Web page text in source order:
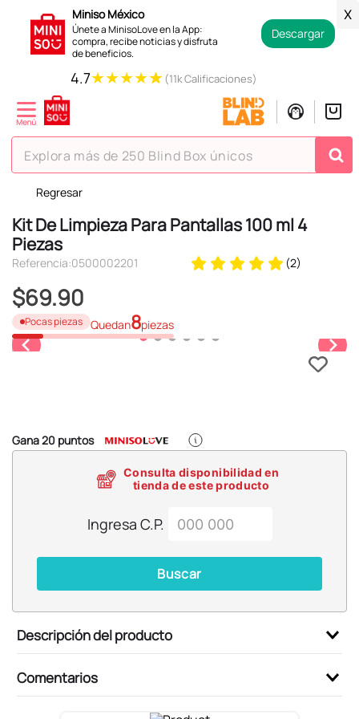
Miniso México
Únete a MinisoLove en la App:
compra, recibe noticias y disfruta
de beneficios.
Descargar
X
4.7★★★★★ (11k Calificaciones)
Explora más de 250 Blind Box únicos
Regresar
Kit De Limpieza Para Pantallas 100 ml 4
Piezas
Referencia:0500002201 (2)
$69.90
Pocas piezas Quedan8piezas
Gana20 puntos
Consulta disponibilidad en
tienda de este producto
Ingresa C.P.
Buscar
Descripción del producto
Comentarios
TÉRMINOS MÁS BUSCADOS
1.
hello kitty
2.
spiderman
4.
osito cariñosito
5.
blind box
9.
chiikawas